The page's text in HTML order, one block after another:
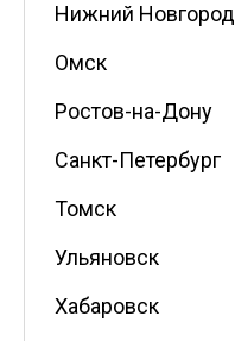
Нижний Новгород
Омск
Ростов-на-Дону
Санкт-Петербург
Томск
Ульяновск
Хабаровск